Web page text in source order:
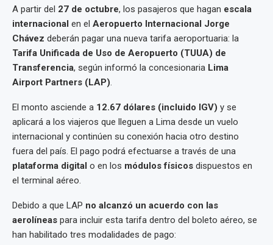
A partir del 27 de octubre, los pasajeros que hagan escala
internacional en el Aeropuerto Internacional Jorge
Chávez deberán pagar una nueva tarifa aeroportuaria: la
Tarifa Unificada de Uso de Aeropuerto (TUUA) de
Transferencia, según informó la concesionaria Lima
Airport Partners (LAP).
El monto asciende a 12.67 dólares (incluido IGV) y se
aplicará a los viajeros que lleguen a Lima desde un vuelo
internacional y continúen su conexión hacia otro destino
fuera del país. El pago podrá efectuarse a través de una
plataforma digital o en los módulos físicos dispuestos en
el terminal aéreo.
Debido a que LAP no alcanzó un acuerdo con las
aerolíneas para incluir esta tarifa dentro del boleto aéreo, se
han habilitado tres modalidades de pago: